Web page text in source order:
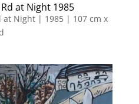
at Night 1985
at Night | 1985 | 107 cm x